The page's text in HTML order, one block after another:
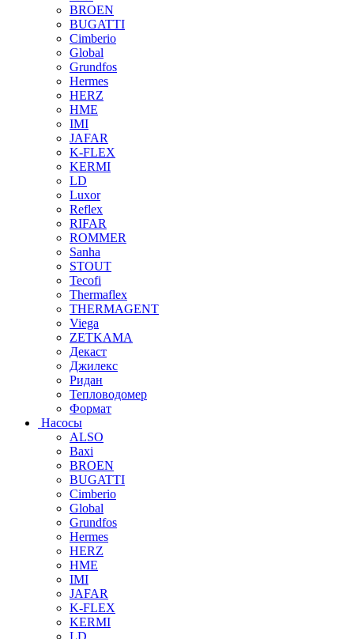
BROEN
BUGATTI
Cimberio
Global
Grundfos
Hermes
HERZ
HME
IMI
JAFAR
K-FLEX
KERMI
LD
Luxor
Reflex
RIFAR
ROMMER
Sanha
STOUT
Tecofi
Thermaflex
THERMAGENT
Viega
ZETKAMA
Декаст
Джилекс
Ридан
Тепловодомер
Формат
Насосы
ALSO
Baxi
BROEN
BUGATTI
Cimberio
Global
Grundfos
Hermes
HERZ
HME
IMI
JAFAR
K-FLEX
KERMI
LD